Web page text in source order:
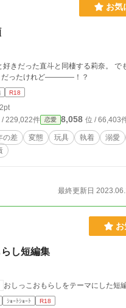
お気
好きだった直斗と同棲する莉奈。 で
だったけれど――――！？
R18
/ 229,022件 恋愛 8,058 位 / 66,403
の差 変態 玩具 執着 溺愛
最終更新日
し短編集
おしっこおもらしをテーマにした短
ｼｮｰﾄｼｮｰﾄ R18